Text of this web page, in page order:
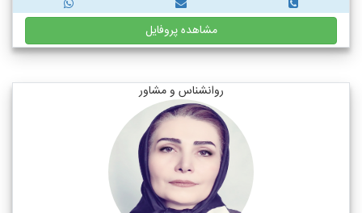
مشاهده پروفایل
روانشناس و مشاور